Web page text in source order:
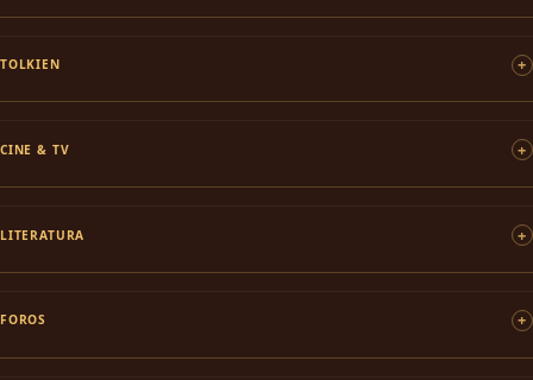
TOLKIEN
CINE & TV
LITERATURA
FOROS